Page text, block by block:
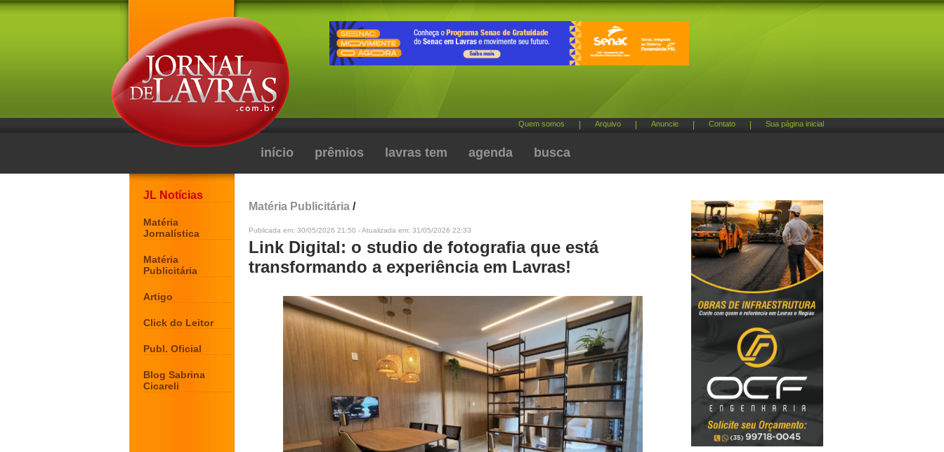
Quem somos Arquivo Anuncie Contato Sua página inicial
início prêmios lavras tem agenda busca
JL Notícias
Matéria
Jornalística
Matéria
Publicitária
Artigo
Click do Leitor
Publ. Oficial
Blog Sabrina
Cicareli
Matéria Publicitária /
Publicada em: 30/05/2026 21:50 - Atualizada em: 31/05/2026 22:33
Link Digital: o studio de fotografia que está
transformando a experiência em Lavras!